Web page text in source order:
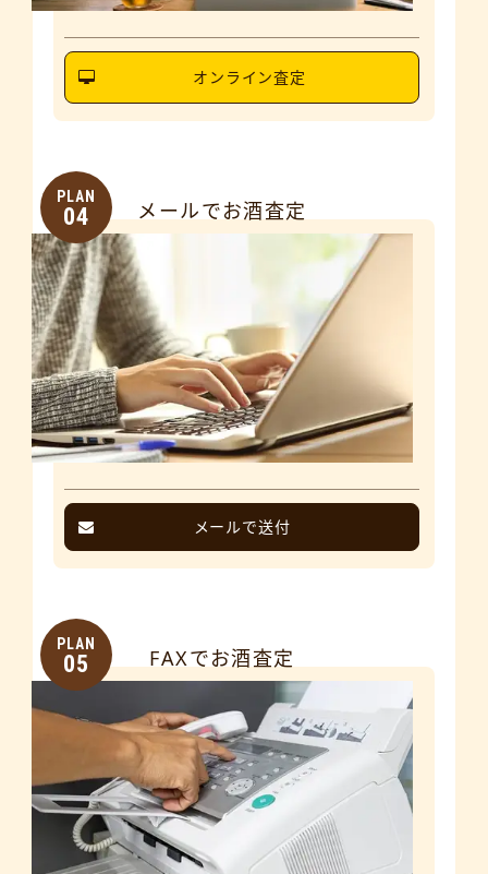
オンライン査定
PLAN
04 メールでお酒査定
メールで送付
PLAN
05 FAXでお酒査定